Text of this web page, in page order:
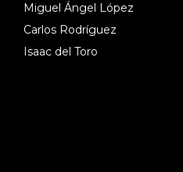
Miguel Ángel López
Carlos Rodríguez
Isaac del Toro